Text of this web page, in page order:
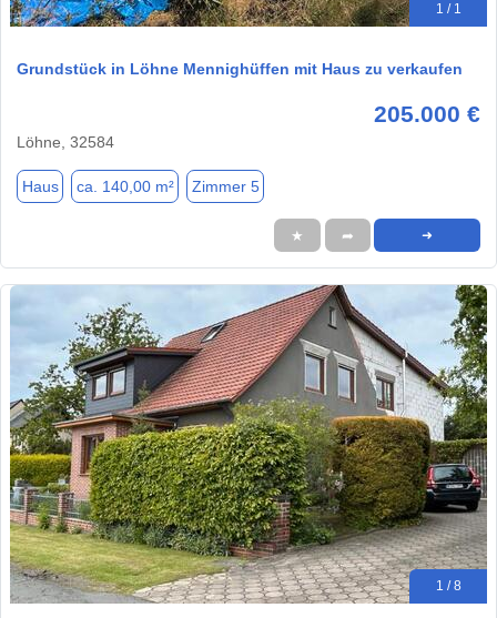
1 / 1
Grundstück in Löhne Mennighüffen mit Haus zu verkaufen
205.000 €
Löhne, 32584
Haus ca. 140,00 m² Zimmer 5
★ ➦ ➜
1 / 8